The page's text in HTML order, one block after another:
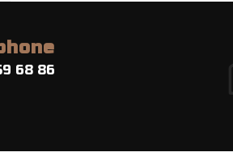
68 86